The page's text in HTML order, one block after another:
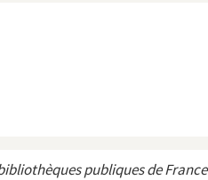
publiques de France